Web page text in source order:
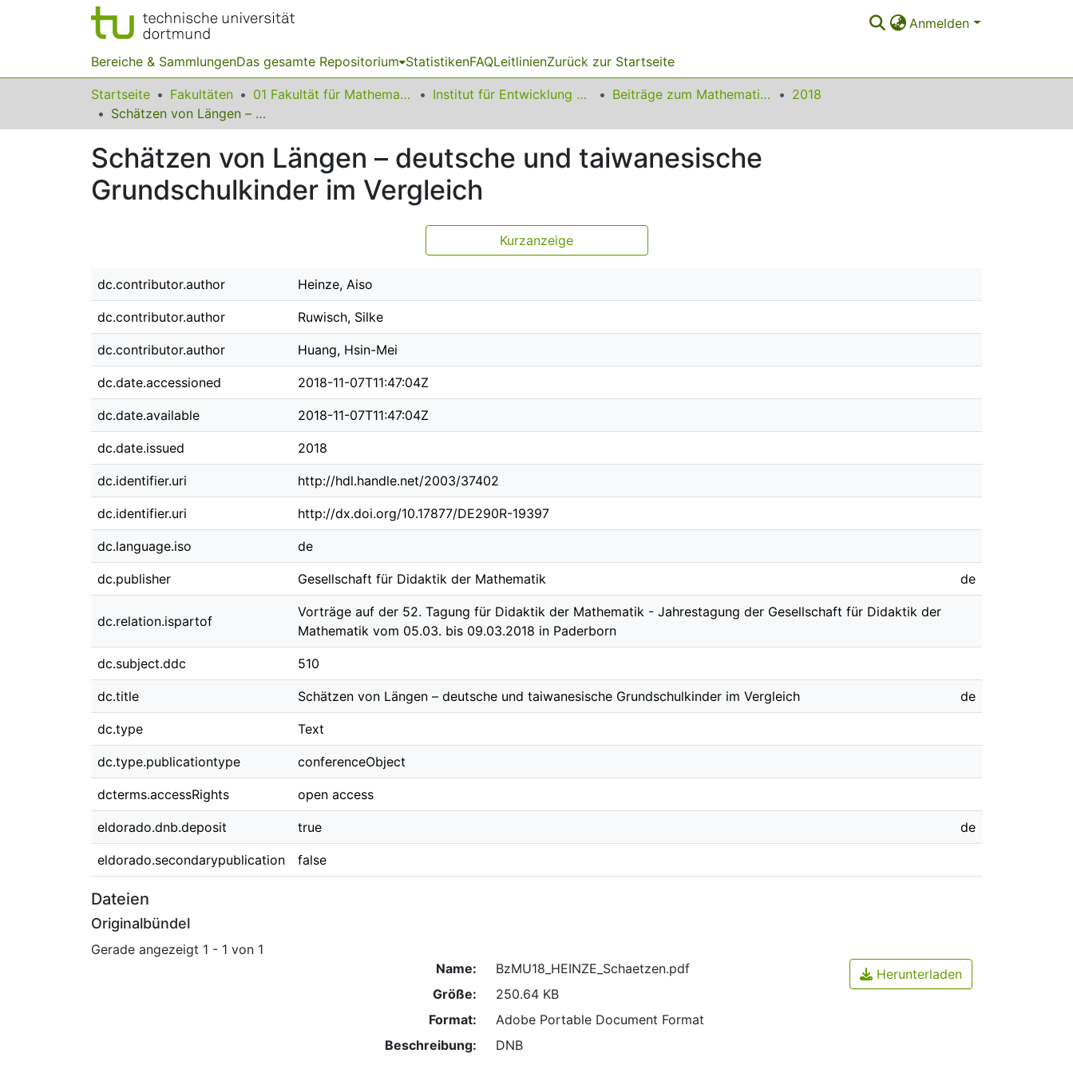
Anmelden
Bereiche & SammlungenDas gesamte Repositorium StatistikenFAQLeitlinienZurück zur Startseite
Startseite Fakultäten 01 Fakultät für Mathematik Institut für Entwicklung und Erforschung des Mathematikunterrichts Beiträge zum Mathematikunterricht
2018
Schätzen von Längen – deutsche und taiwanesische Grundschulkinder im Vergleich
Schätzen von Längen – deutsche und taiwanesische
Grundschulkinder im Vergleich
Kurzanzeige
dc.contributor.author Heinze, Aiso
dc.contributor.author Ruwisch, Silke
dc.contributor.author Huang, Hsin-Mei
dc.date.accessioned 2018-11-07T11:47:04Z
dc.date.available 2018-11-07T11:47:04Z
dc.date.issued 2018
dc.identifier.uri http://hdl.handle.net/2003/37402
dc.identifier.uri http://dx.doi.org/10.17877/DE290R-19397
dc.language.iso de
dc.publisher Gesellschaft für Didaktik der Mathematik de
dc.relation.ispartof
Vorträge auf der 52. Tagung für Didaktik der Mathematik - Jahrestagung der Gesellschaft für Didaktik der
Mathematik vom 05.03. bis 09.03.2018 in Paderborn
dc.subject.ddc 510
dc.title Schätzen von Längen – deutsche und taiwanesische Grundschulkinder im Vergleich de
dc.type Text
dc.type.publicationtype conferenceObject
dcterms.accessRights open access
eldorado.dnb.deposit true de
eldorado.secondarypublication false
Dateien
Originalbündel
Gerade angezeigt 1 - 1 von 1
Name:
BzMU18_HEINZE_Schaetzen.pdf
Größe:
250.64 KB
Format:
Adobe Portable Document Format
Beschreibung:
DNB
Herunterladen